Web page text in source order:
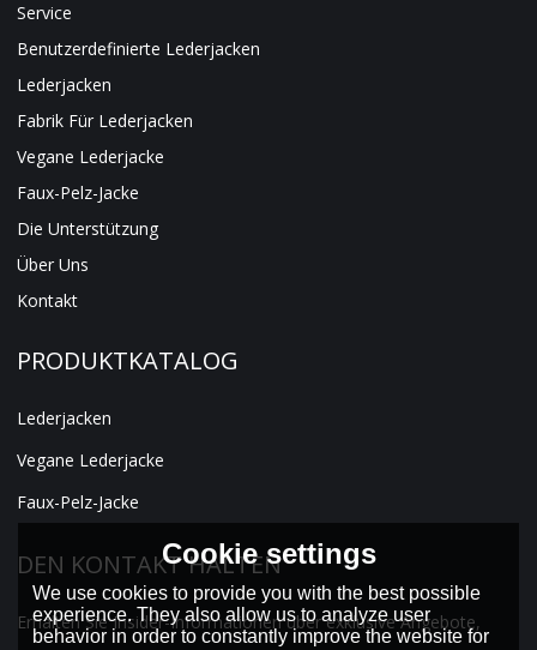
Service
Benutzerdefinierte Lederjacken
Lederjacken
Fabrik Für Lederjacken
Vegane Lederjacke
Faux-Pelz-Jacke
Die Unterstützung
Über Uns
Kontakt
PRODUKTKATALOG
Lederjacken
Vegane Lederjacke
Faux-Pelz-Jacke
DEN KONTAKT HALTEN
Erhalten Sie Insider-Informationen über exklusive Angebote,
Cookie settings
We use cookies to provide you with the best possible
experience. They also allow us to analyze user
behavior in order to constantly improve the website for